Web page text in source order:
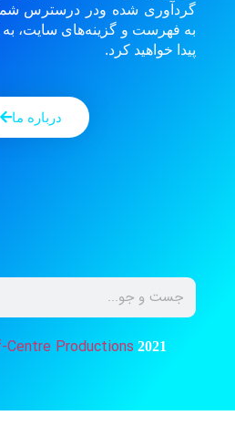
گردآوری شده ودر درسترس شما
به فهرست و گزینه‌های سایت،
پیدا خواهید کرد.
درباره ما
Centre Productions 2021